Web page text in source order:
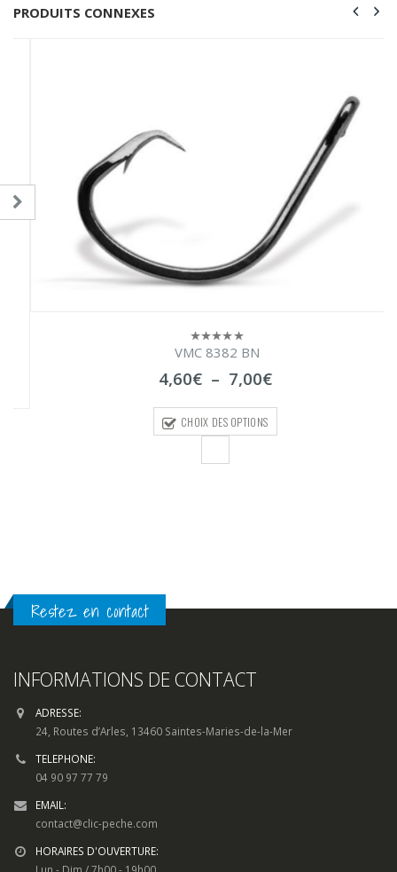
PRODUITS CONNEXES
0
5
VMC 8382 BN
4,60€ – 7,00€Plage
prix :
4,60€
à
CHOIX DES OPTIONS
INFORMATIONS DE CONTACT
TELEPHONE:
04 90 97 77 79
EMAIL:
contact@clic-peche.com
HORAIRES D'OUVERTURE:
Lun - Dim / 7h00 - 19h00